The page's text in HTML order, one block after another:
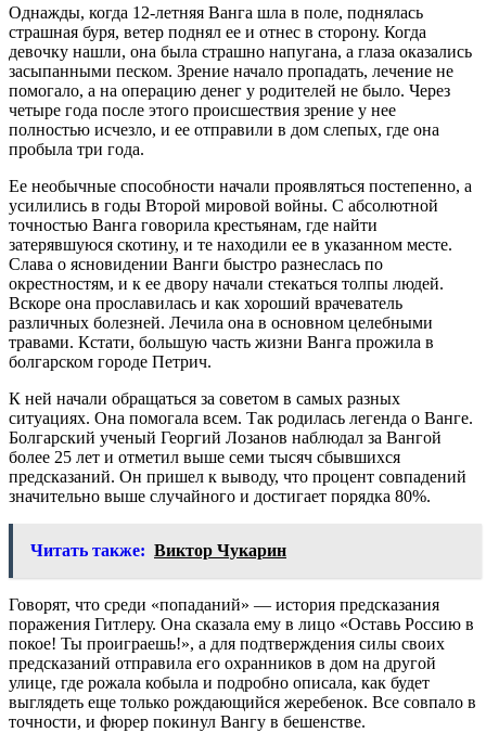
Однажды, когда 12-летняя Ванга шла в поле, поднялась
страшная буря, ветер поднял ее и отнес в сторону. Когда
девочку нашли, она была страшно напугана, а глаза оказались
засыпанными песком. Зрение начало пропадать, лечение не
помогало, а на операцию денег у родителей не было. Через
четыре года после этого происшествия зрение у нее
полностью исчезло, и ее отправили в дом слепых, где она
пробыла три года.
Ее необычные способности начали проявляться постепенно, а
усилились в годы Второй мировой войны. С абсолютной
точностью Ванга говорила крестьянам, где найти
затерявшуюся скотину, и те находили ее в указанном месте.
Слава о ясновидении Ванги быстро разнеслась по
окрестностям, и к ее двору начали стекаться толпы людей.
Вскоре она прославилась и как хороший врачеватель
различных болезней. Лечила она в основном целебными
травами. Кстати, большую часть жизни Ванга прожила в
болгарском городе Петрич.
К ней начали обращаться за советом в самых разных
ситуациях. Она помогала всем. Так родилась легенда о Ванге.
Болгарский ученый Георгий Лозанов наблюдал за Вангой
более 25 лет и отметил выше семи тысяч сбывшихся
предсказаний. Он пришел к выводу, что процент совпадений
значительно выше случайного и достигает порядка 80%.
Читать также: Виктор Чукарин
Говорят, что среди «попаданий» — история предсказания
поражения Гитлеру. Она сказала ему в лицо «Оставь Россию в
покое! Ты проиграешь!», а для подтверждения силы своих
предсказаний отправила его охранников в дом на другой
улице, где рожала кобыла и подробно описала, как будет
выглядеть еще только рождающийся жеребенок. Все совпало в
точности, и фюрер покинул Вангу в бешенстве.